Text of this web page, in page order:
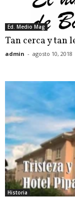
Ed. Medio Mag
Tan cerca y tan
admin - agosto 10, 2018
Historia